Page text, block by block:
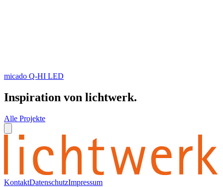
micado Q-HI LED
Inspiration von lichtwerk.
Alle Projekte
KontaktDatenschutzImpressum